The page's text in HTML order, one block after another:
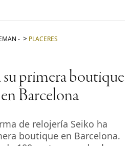
- PLACERES
su primera boutique
Barcelona
de relojería Seiko ha
boutique en Barcelona.